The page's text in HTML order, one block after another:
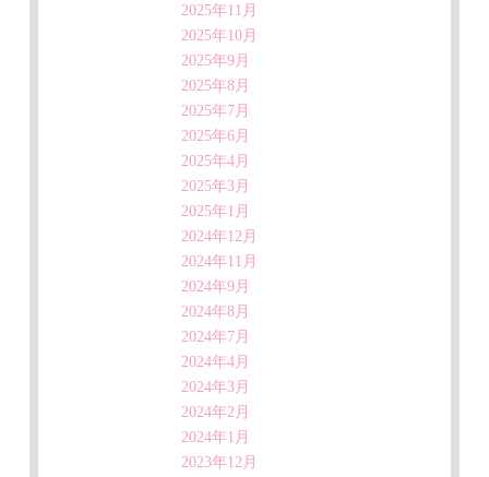
2025年11月
2025年10月
2025年9月
2025年8月
2025年7月
2025年6月
2025年4月
2025年3月
2025年1月
2024年12月
2024年11月
2024年9月
2024年8月
2024年7月
2024年4月
2024年3月
2024年2月
2024年1月
2023年12月